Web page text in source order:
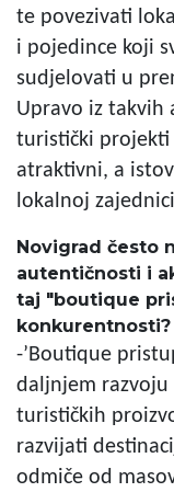
te povezivati
i pojedince koji
sudjelovati u
Upravo iz takvih
turistički projekti
atraktivni, a
lokalnoj
Novigrad često
autentičnosti i
taj "boutique
konkurentnosti?
-’Boutique
daljnjem
turističkih
razvijati
odmiče od